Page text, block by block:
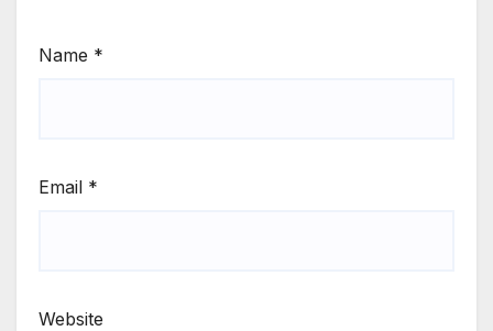
Name *
Email *
Website